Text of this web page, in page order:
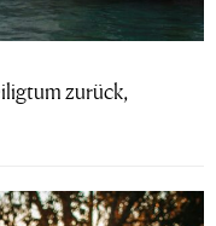
zurück,